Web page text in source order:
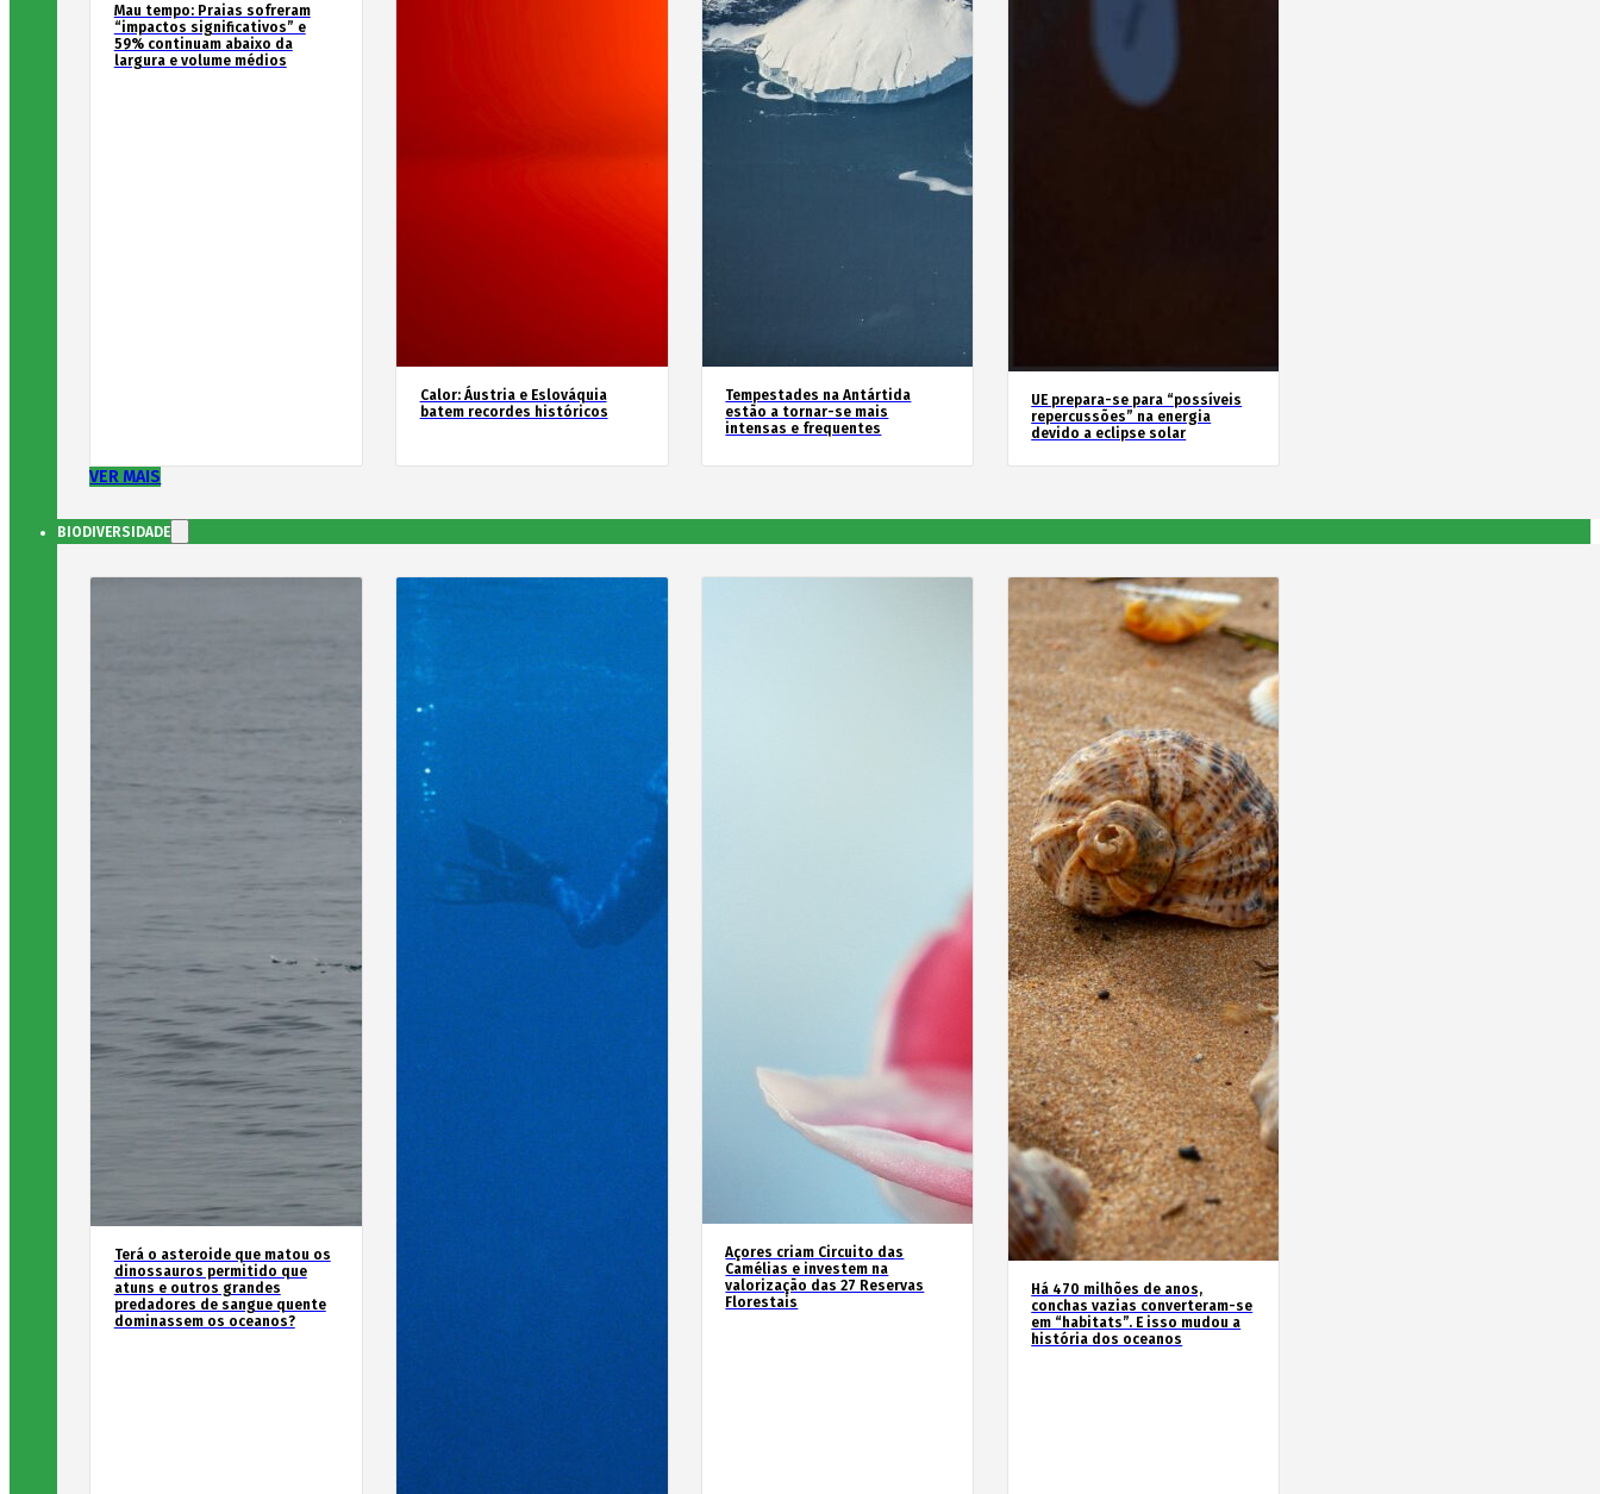
Mau tempo: Praias sofreram
“impactos significativos” e
59% continuam abaixo da
largura e volume médios
Calor: Áustria e Eslováquia
batem recordes históricos
Tempestades na Antártida
estão a tornar-se mais
intensas e frequentes
UE prepara-se para “possíveis
repercussões” na energia
devido a eclipse solar
VER MAIS
BIODIVERSIDADE
Terá o asteroide que matou os
dinossauros permitido que
atuns e outros grandes
predadores de sangue quente
dominassem os oceanos?
Açores criam Circuito das
Camélias e investem na
valorização das 27 Reservas
Florestais
Há 470 milhões de anos,
conchas vazias converteram-se
em “habitats”. E isso mudou a
história dos oceanos